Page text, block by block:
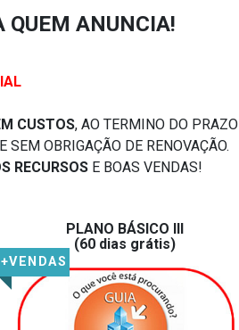
QUEM ANUNCIA!
CUSTOS, AO TERMINO DO PRAZO
OBRIGAÇÃO DE RENOVAÇÃO.
RECURSOS E BOAS VENDAS!
PLANO BÁSICO III
(60 dias grátis)
+VENDAS